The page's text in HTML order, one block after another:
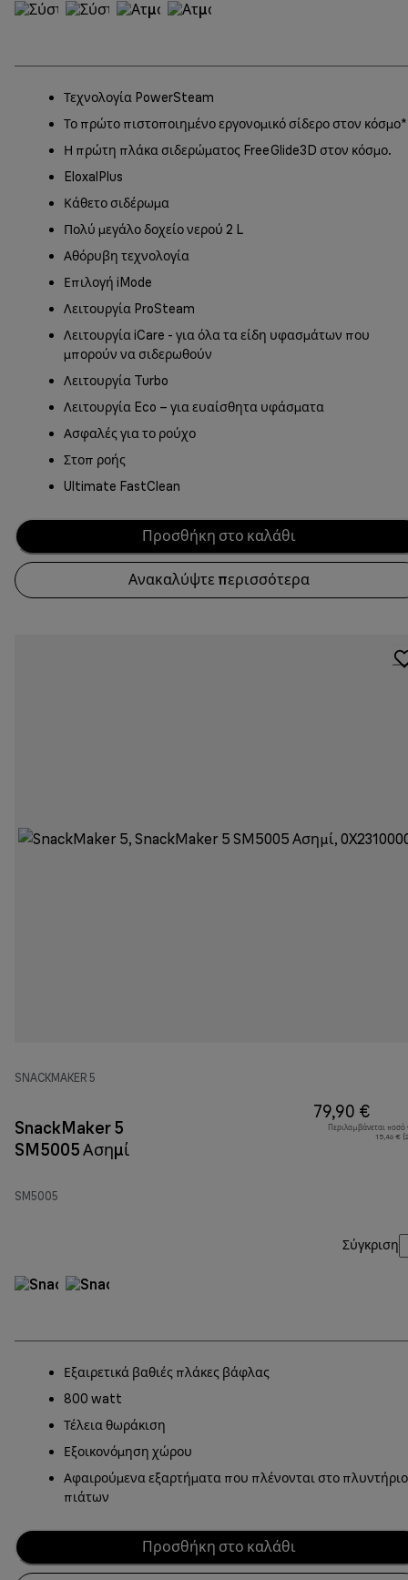
Τεχνολογία PowerSteam
Το πρώτο πιστοποιημένο εργονομικό σίδερο στον κόσμο*
Η πρώτη πλάκα σιδερώματος FreeGlide3D στον κόσμο.
EloxalPlus
Κάθετο σιδέρωμα
Πολύ μεγάλο δοχείο νερού 2 L
Αθόρυβη τεχνολογία
Επιλογή iMode
Λειτουργία ProSteam
Λειτουργία iCare - για όλα τα είδη υφασμάτων που
μπορούν να σιδερωθούν
Λειτουργία Turbo
Λειτουργία Eco – για ευαίσθητα υφάσματα
Ασφαλές για το ρούχο
Στοπ ροής
Ultimate FastClean
Προσθήκη στο καλάθι
Ανακαλύψτε περισσότερα
SNACKMAKER 5
SnackMaker 5
SM5005 Ασημί
SM5005
79,90 €
Περιλαμβάνεται
15,46 €
Σύγκριση
Εξαιρετικά βαθιές πλάκες βάφλας
800 watt
Τέλεια θωράκιση
Εξοικονόμηση χώρου
Αφαιρούμενα εξαρτήματα που πλένονται στο πλυντήριο
πιάτων
Προσθήκη στο καλάθι